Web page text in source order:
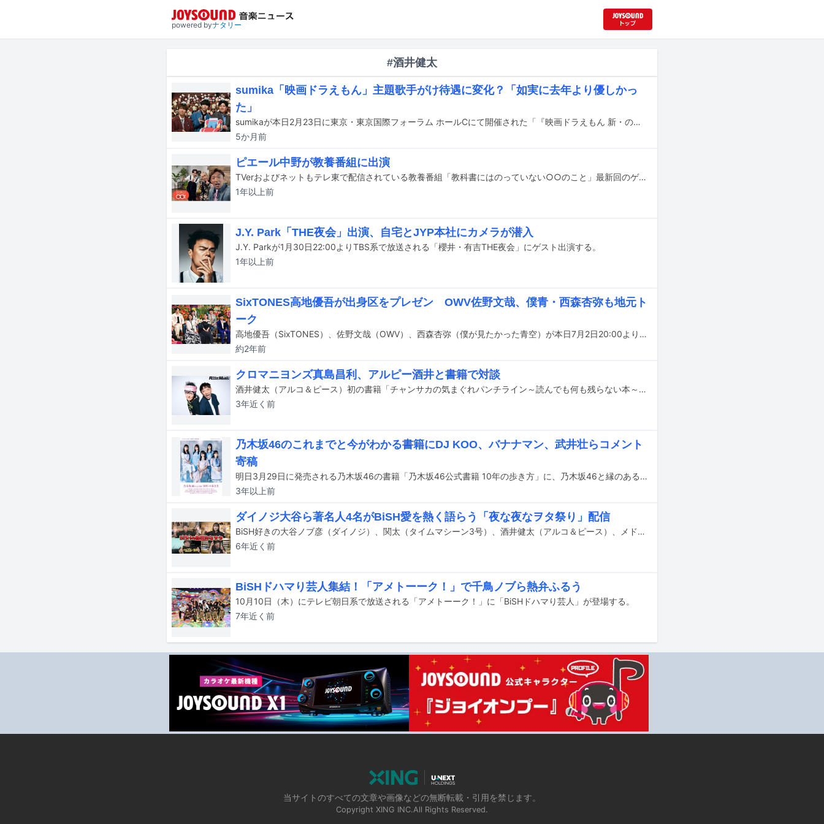
powered byナタリー
#酒井健太
sumika「映画ドラえもん」主題歌手がけ待遇に変化？「如実に去年より優しかっ
た」
sumikaが本日2月23日に東京・東京国際フォーラム ホールCにて開催された「『映画ドラえもん 新・のび太の海底鬼岩城』友達あつまれ～！映画ドラえもん公開直前特別試写会」に出席した。
5か月前
ピエール中野が教養番組に出演
TVerおよびネットもテレ東で配信されている教養番組「教科書にはのっていない○○のこと」最新回のゲストにピエール中野（凛として時雨）が登場している。
1年以上前
J.Y. Park「THE夜会」出演、自宅とJYP本社にカメラが潜入
J.Y. Parkが1月30日22:00よりTBS系で放送される「櫻井・有吉THE夜会」にゲスト出演する。
1年以上前
SixTONES高地優吾が出身区をプレゼン OWV佐野文哉、僕青・西森杏弥も地元ト
ーク
高地優吾（SixTONES）、佐野文哉（OWV）、西森杏弥（僕が見たかった青空）が本日7月2日20:00より日本テレビ系で放送される「踊る！さんま御殿!!」2時間スペシャルに出演する。
約2年前
クロマニヨンズ真島昌利、アルピー酒井と書籍で対談
酒井健太（アルコ＆ピース）初の書籍「チャンサカの気まぐれパンチライン～読んでも何も残らない本～」が10月26日に発売。本書に酒井と真島昌利（ザ・クロマニヨンズ）による対談が掲載される。
3年近く 前
乃木坂46のこれまでと今がわかる書籍にDJ KOO、バナナマン、武井壮らコメント
寄稿
明日3月29日に発売される乃木坂46の書籍「乃木坂46公式書籍 10年の歩き方」に、乃木坂46と縁のある著名人や関係者のコメントが掲載される。
3年以上前
ダイノジ大谷ら著名人4名がBiSH愛を熱く語らう「夜な夜なヲタ祭り」配信
BiSH好きの大谷ノブ彦（ダイノジ）、関太（タイムマシーン3号）、酒井健太（アルコ＆ピース）、メドウズ舞良が出演する映像コンテンツ「夜な夜なヲタ祭り ～BiSH編～」がauスマートパスプレミアムで10月5日（日）から4日間連続で配信される。
6年近く 前
BiSHドハマり芸人集結！「アメトーーク！」で千鳥ノブら熱弁ふるう
10月10日（木）にテレビ朝日系で放送される「アメトーーク！」に「BiSHドハマり芸人」が登場する。
7年近く 前
当サイトのすべての文章や画像などの無断転載・引用を禁じます。
Copyright XING INC.All Rights Reserved.